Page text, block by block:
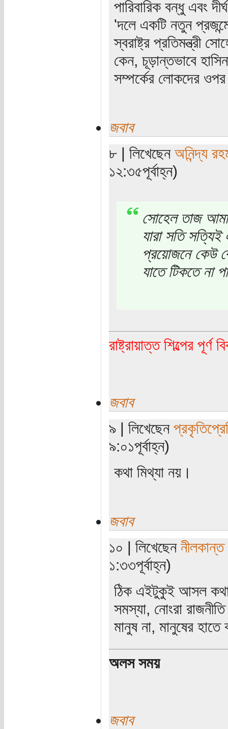
পারিবারিক বন্ধু এবং
'দলে একটি নতুন
স্বরাষ্ট্র প্রতিমন্ত্রী
কেন, চূড়ান্তভাবে
সম্পর্কের লোকদের
জবাব
৮ | লিখেছেন অনিন্দ্য
১২:৩৫পূর্বাহ্ন)
সোহেল তাজ
যারা সতি সত্যিই
প্রয়োজনে কেউ
যাতে টিকতে না
রাষ্ট্রায়াত্ত শিল্পের পূর্ণ
জবাব
৯ | লিখেছেন
৯:০১পূর্বাহ্ন)
কথা মিথ্যা নয়।
জবাব
১০ | লিখেছেন নীলকান্ত
১:৩৩পূর্বাহ্ন)
ঠিক এইটুকুই আসল কথা
সমস্যা, নোংরা
মানুষ না, মানুষের
অলস সময়
জবাব